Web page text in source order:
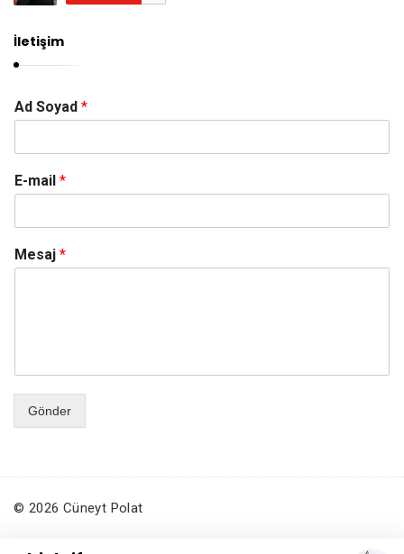
İletişim
Ad Soyad *
E-mail *
Mesaj *
Gönder
© 2026 Cüneyt Polat